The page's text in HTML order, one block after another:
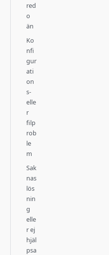
red
o
än
Ko
nfi
gur
ati
on
s-
elle
r
filp
rob
le
m
Sak
nas
lös
nin
g
elle
r ej
hjäl
psa